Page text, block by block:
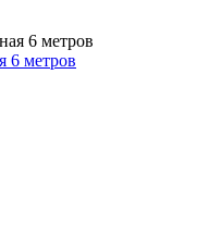
6 метров